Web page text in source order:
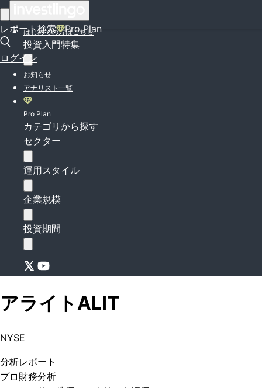
レポート検索 Pro Plan
ログイン
はじめての方はこちら
投資入門特集
お知らせ
アナリスト一覧
Pro Plan
カテゴリから探す
セクター
運用スタイル
企業規模
投資期間
アライト ALIT
NYSE
分析レポート
プロ 財務分析